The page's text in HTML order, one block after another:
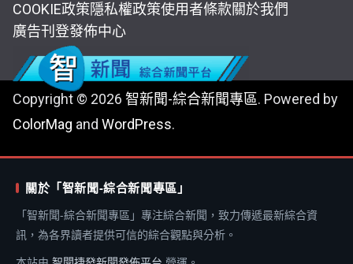
COOKIE政策隱私權政策使用者條款關於我們
廣告刊登發佈中心
Copyright © 2026 智新聞-綜合新聞專區. Powered by
ColorMag and WordPress.
關於「智新聞-綜合新聞專區」
「智新聞-綜合新聞專區」專注綜合新聞，致力傳遞最新綜合資
訊，為各界讀者提供可信的綜合觀點與分析。